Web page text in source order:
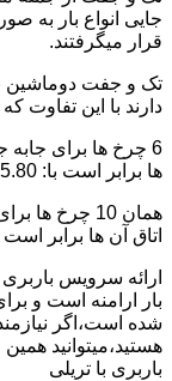
جایی انواع بار به
قرار میگرفتند.
تک و جفت دوماشین
دارند با این تفاوت که جفت 5 تن بیشتر از تک
ها برابر است با: 5.80*2.20 متر
اتاق آن ها برابر است با:
ارائه سرویس
بار ارامنه است و
شده است،اگر
هستید،میتوانید همین
باربری با تریلی